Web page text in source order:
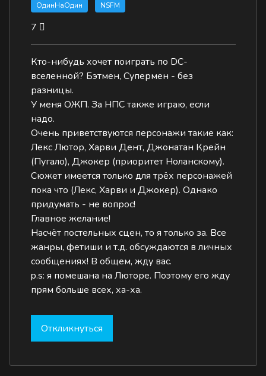
ОдинНаОдин NSFM
7
Кто-нибудь хочет поиграть по DC-
вселенной? Бэтмен, Супермен - без
разницы.
У меня ОЖП. За НПС также играю, если
надо.
Очень приветствуются персонажи такие как:
Лекс Лютор, Харви Дент, Джонатан Крейн
(Пугало), Джокер (приоритет Ноланскому).
Сюжет имеется только для трёх персонажей
пока что (Лекс, Харви и Джокер). Однако
придумать - не вопрос!
Главное желание!
Насчёт постельных сцен, то я только за. Все
жанры, фетиши и т.д. обсуждаются в личных
сообщениях! В общем, жду вас.
p.s: я помешана на Люторе. Поэтому его жду
прям больше всех, ха-ха.
Откликнуться